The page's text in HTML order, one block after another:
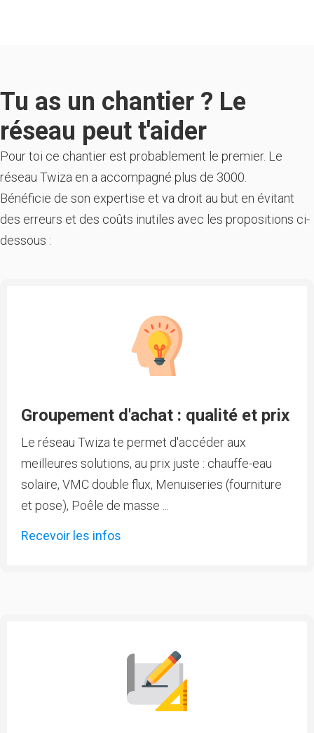
Tu as un chantier ? Le
réseau peut t'aider
Pour toi ce chantier est probablement le premier. Le
réseau Twiza en a accompagné plus de 3000.
Bénéficie de son expertise et va droit au but en évitant
des erreurs et des coûts inutiles avec les propositions ci-
dessous :
Groupement d'achat : qualité et prix
Le réseau Twiza te permet d'accéder aux
meilleures solutions, au prix juste : chauffe-eau
solaire, VMC double flux, Menuiseries (fourniture
et pose), Poêle de masse ...
Recevoir les infos